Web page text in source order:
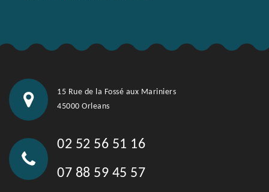
15 Rue de la Fossé aux Mariniers
45000 Orleans
02 52 56 51 16
07 88 59 45 57